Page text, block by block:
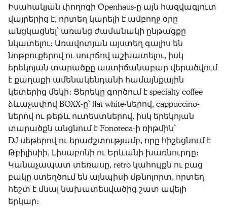
Իսահակյան փողոցի Openhaus-ը այն հազվագյուտ
վայրերից է, որտեղ կարելի է ամբողջ օրը
անցկացնել՝ առանց ժամանակի ընթացքը
նկատելու։ Առավոտյան այստեղ գալիս են
նոթբուքերով ու սուրճով աշխատելու, իսկ
երեկոյան տարածքը աստիճանաբար վերածվում
է քաղաքի ամենակենդանի համայնքային
կետերից մեկի։ Ցերեկը գործում է specialty coffee
ձևաչափով BOXX-ը՝ flat white-ներով, cappuccino-
ներով ու թեթև ուտեստներով, իսկ երեկոյան
տարածքն անցնում է Fonoteca-ի ռիթմին՝
DJ սեթերով ու երաժշտությամբ, որը հիշեցնում է
Թբիլիսիի, Լիսաբոնի ու Երևանի խառնուրդը։
Կանաչապատ տեռասը, retro կահույքն ու բաց
բակը ստեղծում են այնպիսի մթնոլորտ, որտեղ
հեշտ է մնալ նախատեսվածից շատ ավելի
երկար։